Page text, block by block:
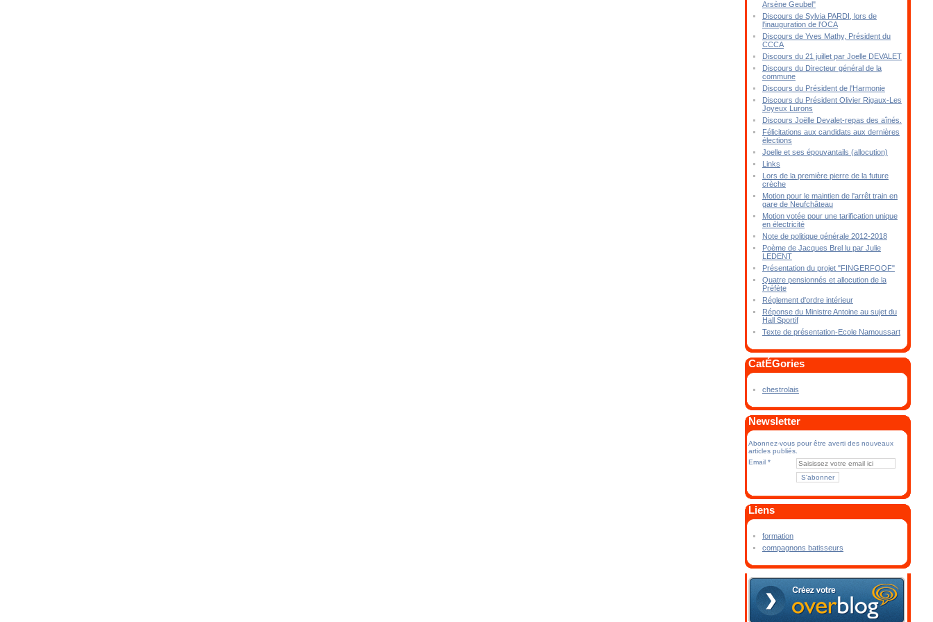
Arsène Geubel"
Discours de Sylvia PARDI, lors de
l'inauguration de l'OCA
Discours de Yves Mathy, Président du
CCCA
Discours du 21 juillet par Joelle DEVALET
Discours du Directeur général de la
commune
Discours du Président de l'Harmonie
Discours du Président Olivier Rigaux-Les
Joyeux Lurons
Discours Joëlle Devalet-repas des aînés.
Félicitations aux candidats aux dernières
élections
Joelle et ses épouvantails (allocution)
Links
Lors de la première pierre de la future
crèche
Motion pour le maintien de l'arrêt train en
gare de Neufchâteau
Motion votée pour une tarification unique
en électricité
Note de politique générale 2012-2018
Poème de Jacques Brel lu par Julie
LEDENT
Présentation du projet "FINGERFOOF"
Quatre pensionnés et allocution de la
Préfète
Réglement d'ordre intérieur
Réponse du Ministre Antoine au sujet du
Hall Sportif
Texte de présentation-Ecole Namoussart
CatÉGories
chestrolais
Newsletter
Abonnez-vous pour être averti des nouveaux
articles publiés.
Email
Liens
formation
compagnons batisseurs